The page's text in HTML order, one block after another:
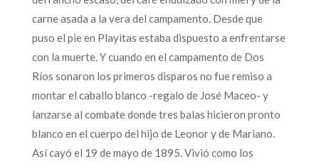
carne asada a la vera del campamento. Desde que
puso el pie en Playitas estaba dispuesto a enfrentarse
con la muerte. Y cuando en el campamento de Dos
Ríos sonaron los primeros disparos no fue remiso a
montar el caballo blanco -regalo de José Maceo- y
lanzarse al combate donde tres balas hicieron pronto
blanco en el cuerpo del hijo de Leonor y de Mariano.
Así cayó el 19 de mayo de 1895. Vivió como los